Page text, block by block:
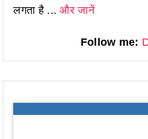
लगता है ...और जानें
Follow me: